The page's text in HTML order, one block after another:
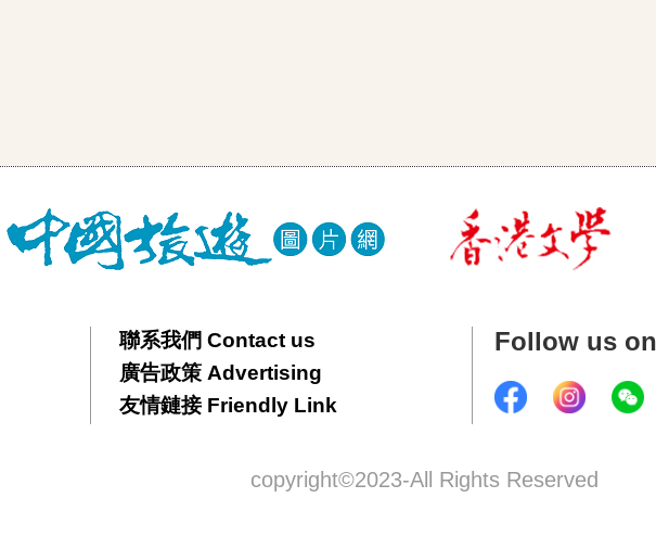
聯系我們 Contact us
廣告政策 Advertising
友情鏈接 Friendly Link
Follow us on
copyright©2023-All Rights Reserved